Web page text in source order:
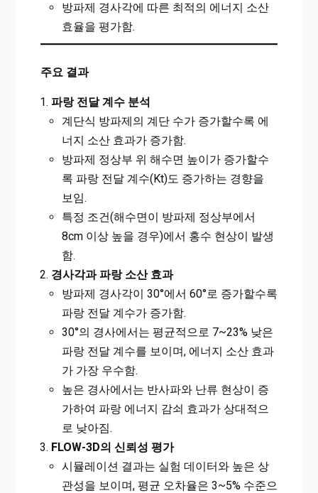
방파제 경사각에 따른 최적의 에너지 소산
효율을 평가함.
주요 결과
파랑 전달 계수 분석
계단식 방파제의 계단 수가 증가할수록 에
너지 소산 효과가 증가함.
방파제 정상부 위 해수면 높이가 증가할수
록 파랑 전달 계수(Kt)도 증가하는 경향을
보임.
특정 조건(해수면이 방파제 정상부에서
8cm 이상 높을 경우)에서 홍수 현상이 발생
함.
경사각과 파랑 소산 효과
방파제 경사각이 30°에서 60°로 증가할수록
파랑 전달 계수가 증가함.
30°의 경사에서는 평균적으로 7~23% 낮은
파랑 전달 계수를 보이며, 에너지 소산 효과
가 가장 우수함.
높은 경사에서는 반사파와 난류 현상이 증
가하여 파랑 에너지 감쇠 효과가 상대적으
로 낮아짐.
FLOW-3D의 신뢰성 평가
시뮬레이션 결과는 실험 데이터와 높은 상
관성을 보이며, 평균 오차율은 3~5% 수준으